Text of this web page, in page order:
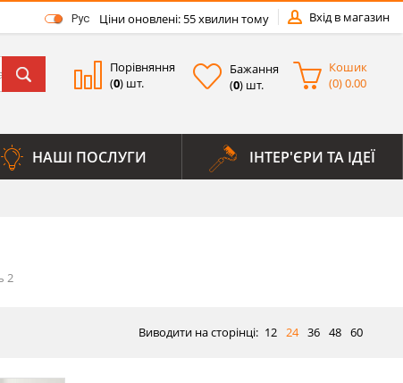
Ціни оновлені: 55 хвилин тому Вхід в магазин
Рус
Порівняння
(0) шт.
Бажання
(0) шт.
Кошик
(0)0.00
НАШІ ПОСЛУГИ ІНТЕР'ЄРИ ТА ІДЕЇ
Виводити на сторінці: 12 24 36 48 60